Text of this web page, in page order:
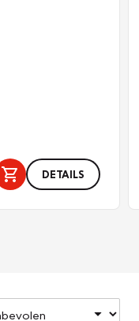
DETAILS